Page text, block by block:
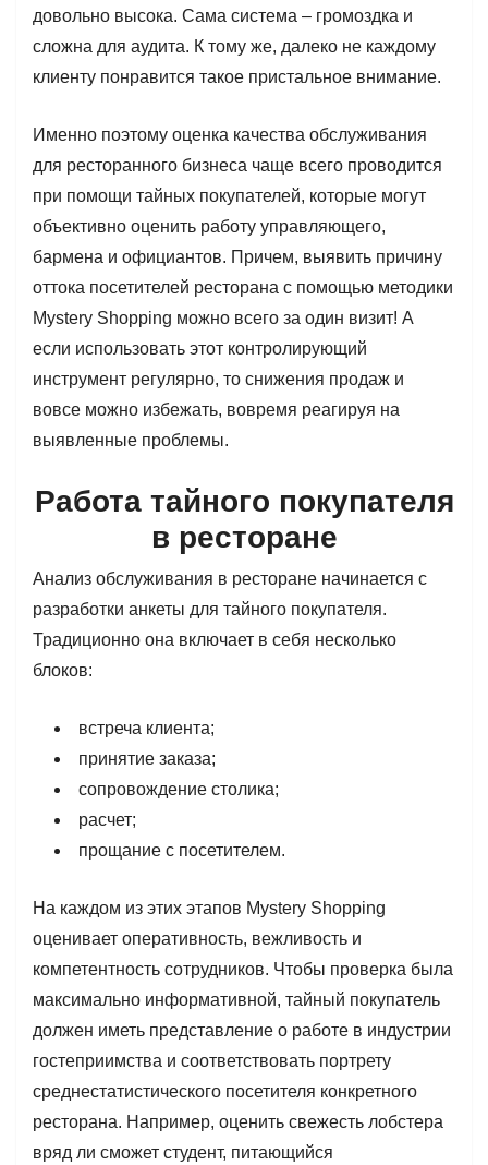
довольно высока. Сама система – громоздка и
сложна для аудита. К тому же, далеко не каждому
клиенту понравится такое пристальное внимание.
Именно поэтому оценка качества обслуживания
для ресторанного бизнеса чаще всего проводится
при помощи тайных покупателей, которые могут
объективно оценить работу управляющего,
бармена и официантов. Причем, выявить причину
оттока посетителей ресторана с помощью методики
Mystery Shopping можно всего за один визит! А
если использовать этот контролирующий
инструмент регулярно, то снижения продаж и
вовсе можно избежать, вовремя реагируя на
выявленные проблемы.
Работа тайного покупателя
в ресторане
Анализ обслуживания в ресторане начинается с
разработки анкеты для тайного покупателя.
Традиционно она включает в себя несколько
блоков:
встреча клиента;
принятие заказа;
сопровождение столика;
расчет;
прощание с посетителем.
На каждом из этих этапов Mystery Shopping
оценивает оперативность, вежливость и
компетентность сотрудников. Чтобы проверка была
максимально информативной, тайный покупатель
должен иметь представление о работе в индустрии
гостеприимства и соответствовать портрету
среднестатистического посетителя конкретного
ресторана. Например, оценить свежесть лобстера
вряд ли сможет студент, питающийся